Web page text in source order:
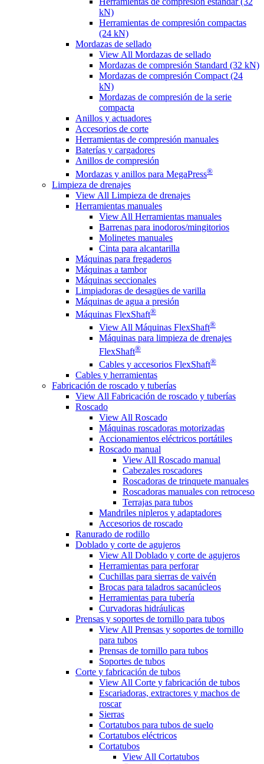
kN)
Herramientas de compresión compactas
(24 kN)
Mordazas de sellado
View All Mordazas de sellado
Mordazas de compresión Standard (32 kN)
Mordazas de compresión Compact (24
kN)
Mordazas de compresión de la serie
compacta
Anillos y actuadores
Accesorios de corte
Herramientas de compresión manuales
Baterías y cargadores
Anillos de compresión
Mordazas y anillos para MegaPress®
Limpieza de drenajes
View All Limpieza de drenajes
Herramientas manuales
View All Herramientas manuales
Barrenas para inodoros/mingitorios
Molinetes manuales
Cinta para alcantarilla
Máquinas para fregaderos
Máquinas a tambor
Máquinas seccionales
Limpiadoras de desagües de varilla
Máquinas de agua a presión
Máquinas FlexShaft®
View All Máquinas FlexShaft®
Máquinas para limpieza de drenajes
FlexShaft®
Cables y accesorios FlexShaft®
Cables y herramientas
Fabricación de roscado y tuberías
View All Fabricación de roscado y tuberías
Roscado
View All Roscado
Máquinas roscadoras motorizadas
Accionamientos eléctricos portátiles
Roscado manual
View All Roscado manual
Cabezales roscadores
Roscadoras de trinquete manuales
Roscadoras manuales con retroceso
Terrajas para tubos
Mandriles nipleros y adaptadores
Accesorios de roscado
Ranurado de rodillo
Doblado y corte de agujeros
View All Doblado y corte de agujeros
Herramientas para perforar
Cuchillas para sierras de vaivén
Brocas para taladros sacanúcleos
Herramientas para tubería
Curvadoras hidráulicas
Prensas y soportes de tornillo para tubos
View All Prensas y soportes de tornillo
para tubos
Prensas de tornillo para tubos
Soportes de tubos
Corte y fabricación de tubos
View All Corte y fabricación de tubos
Escariadoras, extractores y machos de
roscar
Sierras
Cortatubos para tubos de suelo
Cortatubos eléctricos
Cortatubos
View All Cortatubos